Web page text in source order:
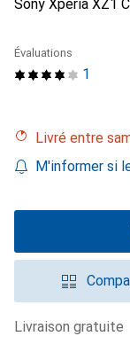
Sony Xperia XZ1
1
Évaluations
Livré entre
M'informer si
livraison gratuite